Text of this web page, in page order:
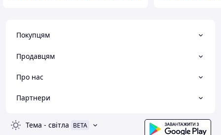
Покупцям
Продавцям
Про нас
Партнери
Тема - світла BETA